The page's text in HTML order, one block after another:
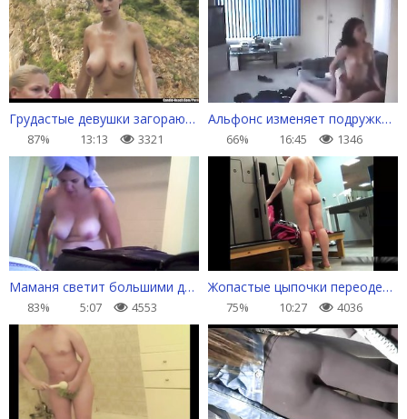
Грудастые девушки загорают нагишом
87% 13:13 3321
Альфонс изменяет подружке, пока та на работе
66% 16:45 1346
Маманя светит большими дойками и меряет трусы
83% 5:07 4553
Жопастые цыпочки переодеваются после фитнеса
75% 10:27 4036